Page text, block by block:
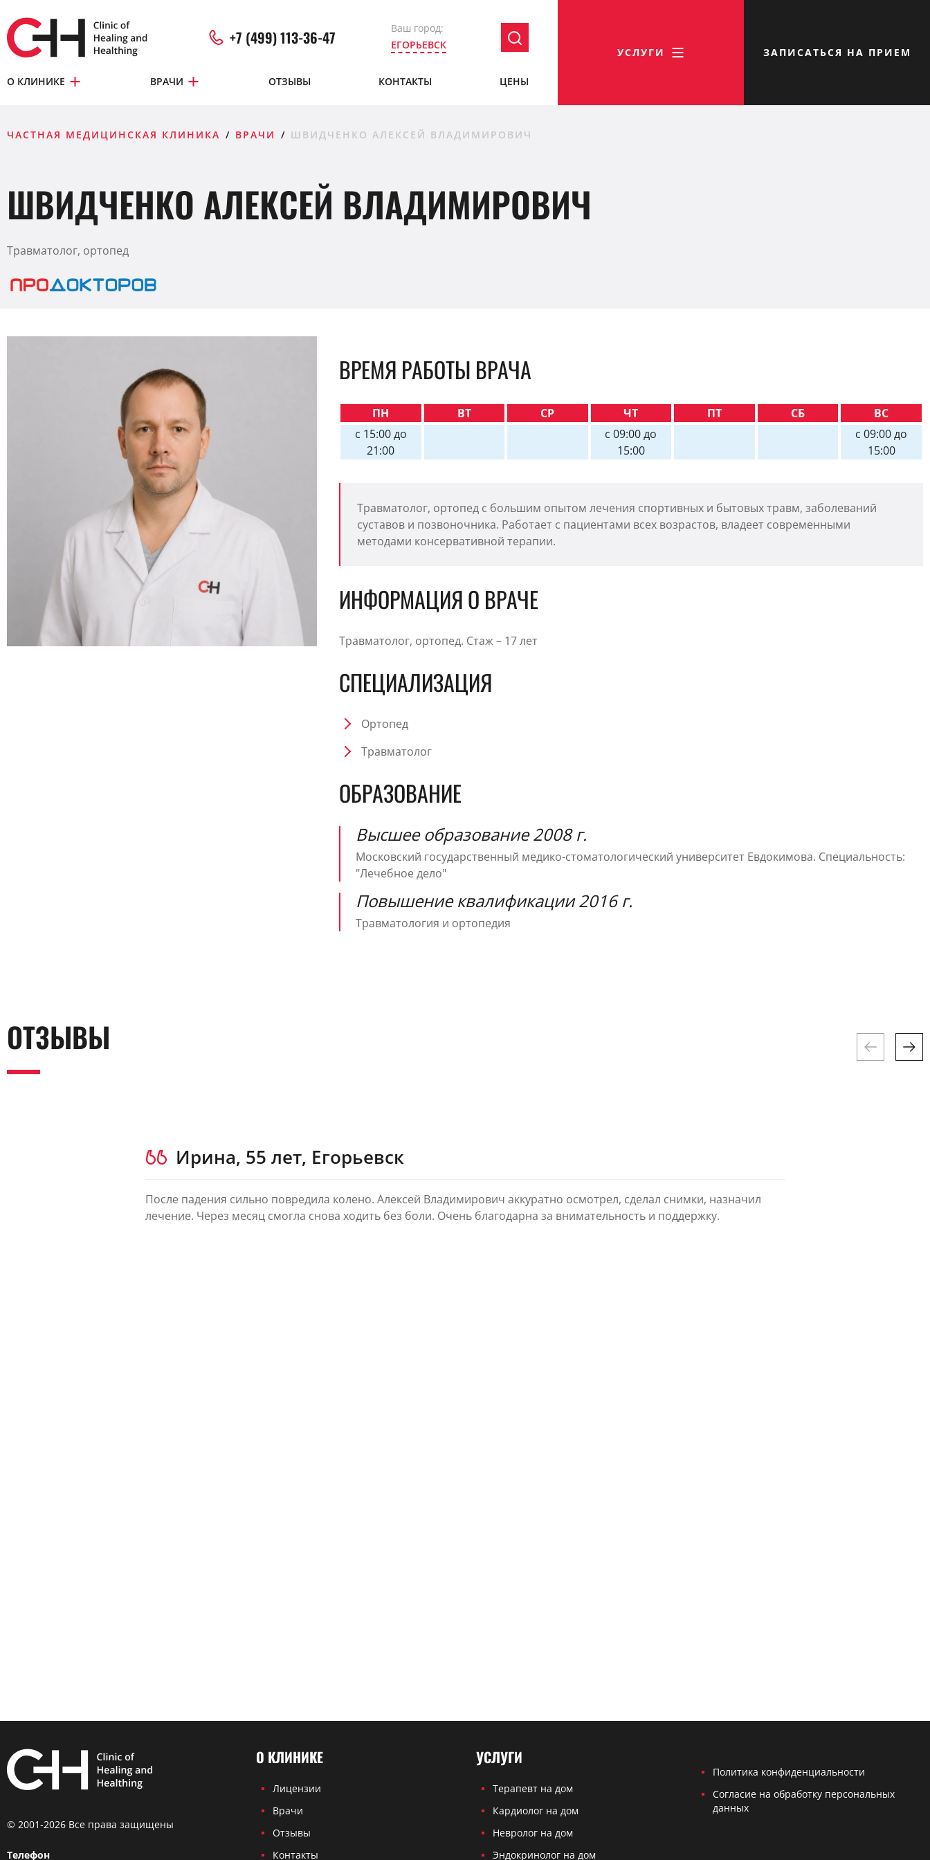
+7 (499) 113-36-47
Ваш город:
ЕГОРЬЕВСК
О КЛИНИКЕ ВРАЧИ ОТЗЫВЫ КОНТАКТЫ ЦЕНЫ
УСЛУГИ ЗАПИСАТЬСЯ НА ПРИЕМ
ЧАСТНАЯ МЕДИЦИНСКАЯ КЛИНИКА ВРАЧИ ШВИДЧЕНКО АЛЕКСЕЙ ВЛАДИМИРОВИЧ
ШВИДЧЕНКО АЛЕКСЕЙ ВЛАДИМИРОВИЧ
Травматолог, ортопед
ВРЕМЯ РАБОТЫ ВРАЧА
ПН ВТ СР ЧТ ПТ СБ
ВС
с 15:00 до
21:00
с 09:00 до
15:00
с 09:00 до
15:00
Травматолог, ортопед с большим опытом лечения спортивных и бытовых травм, заболеваний
суставов и позвоночника. Работает с пациентами всех возрастов, владеет современными
методами консервативной терапии.
ИНФОРМАЦИЯ О ВРАЧЕ
Травматолог, ортопед. Стаж – 17 лет
СПЕЦИАЛИЗАЦИЯ
Ортопед
Травматолог
ОБРАЗОВАНИЕ
Высшее образование 2008 г.
Московский государственный медико-стоматологический университет Евдокимова. Специальность:
"Лечебное дело"
Повышение квалификации 2016 г.
Травматология и ортопедия
ОТЗЫВЫ
Ирина, 55 лет, Егорьевск
После падения сильно повредила колено. Алексей Владимирович аккуратно осмотрел, сделал снимки, назначил
лечение. Через месяц смогла снова ходить без боли. Очень благодарна за внимательность и поддержку.
© 2001-2026 Все права защищены
Телефон
О КЛИНИКЕ
Лицензии
Врачи
Отзывы
Контакты
УСЛУГИ
Терапевт на дом
Кардиолог на дом
Невролог на дом
Эндокринолог на дом
Политика конфиденциальности
Согласие на обработку персональных
данных